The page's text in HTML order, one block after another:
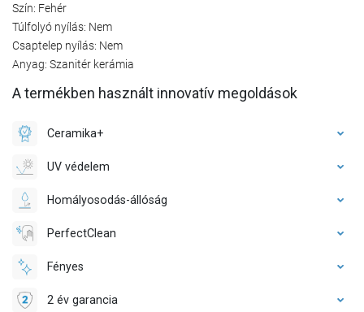
Szín: Fehér
Túlfolyó nyílás: Nem
Csaptelep nyílás: Nem
Anyag: Szanitér kerámia
A termékben használt innovatív megoldások
Ceramika+
UV védelem
Homályosodás-állóság
PerfectClean
Fényes
2 év garancia